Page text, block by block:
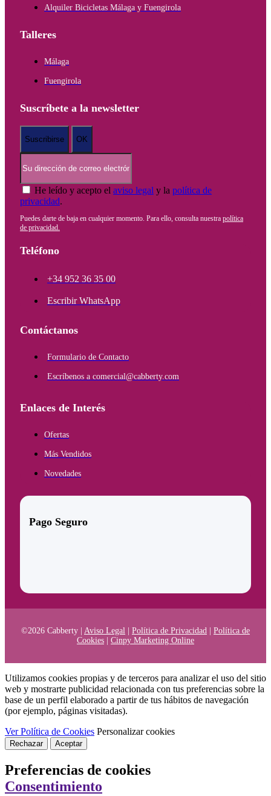
Alquiler Bicicletas Málaga y Fuengirola
Talleres
Málaga
Fuengirola
Suscríbete a la newsletter
He leído y acepto el aviso legal y la política de
privacidad.
Puedes darte de baja en cualquier momento. Para ello, consulta nuestra política
de privacidad.
Teléfono
+34 952 36 35 00
Escribir WhatsApp
Contáctanos
Formulario de Contacto
Escríbenos a comercial@cabberty.com
Enlaces de Interés
Ofertas
Más Vendidos
Novedades
Pago Seguro
©2026 Cabberty | Aviso Legal Política de Privacidad
Política de
Cookies
Cinpy Marketing Online
Utilizamos cookies propias y de terceros para analizar el uso del sitio
web y mostrarte publicidad relacionada con tus preferencias sobre la
base de un perfil elaborado a partir de tus hábitos de navegación
(por ejemplo, páginas visitadas).
Ver Política de Cookies Personalizar cookies
Rechazar Aceptar
Preferencias de cookies
Consentimiento